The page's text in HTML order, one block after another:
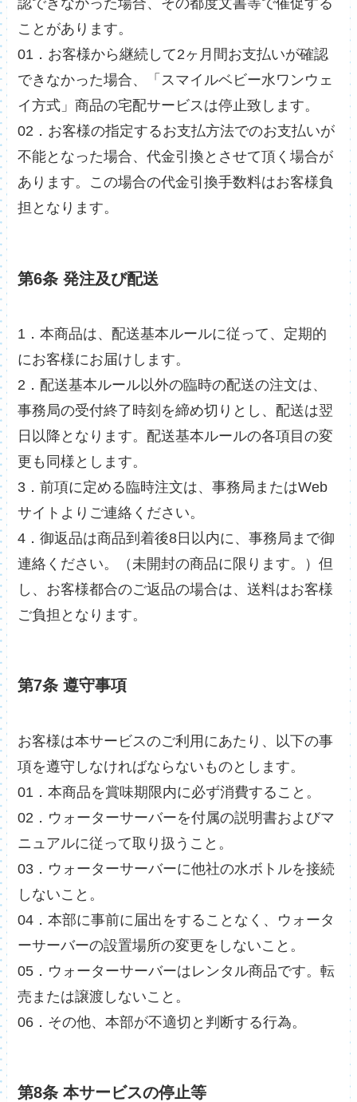
認できなかった場合、その都度文書等で催促する
ことがあります。
01．お客様から継続して2ヶ月間お支払いが確認
できなかった場合、「スマイルベビー水ワンウェ
イ方式」商品の宅配サービスは停止致します。
02．お客様の指定するお支払方法でのお支払いが
不能となった場合、代金引換とさせて頂く場合が
あります。この場合の代金引換手数料はお客様負
担となります。
第6条 発注及び配送
1．本商品は、配送基本ルールに従って、定期的
にお客様にお届けします。
2．配送基本ルール以外の臨時の配送の注文は、
事務局の受付終了時刻を締め切りとし、配送は翌
日以降となります。配送基本ルールの各項目の変
更も同様とします。
3．前項に定める臨時注文は、事務局またはWeb
サイトよりご連絡ください。
4．御返品は商品到着後8日以内に、事務局まで御
連絡ください。（未開封の商品に限ります。）但
し、お客様都合のご返品の場合は、送料はお客様
ご負担となります。
第7条 遵守事項
お客様は本サービスのご利用にあたり、以下の事
項を遵守しなければならないものとします。
01．本商品を賞味期限内に必ず消費すること。
02．ウォーターサーバーを付属の説明書およびマ
ニュアルに従って取り扱うこと。
03．ウォーターサーバーに他社の水ボトルを接続
しないこと。
04．本部に事前に届出をすることなく、ウォータ
ーサーバーの設置場所の変更をしないこと。
05．ウォーターサーバーはレンタル商品です。転
売または譲渡しないこと。
06．その他、本部が不適切と判断する行為。
第8条 本サービスの停止等